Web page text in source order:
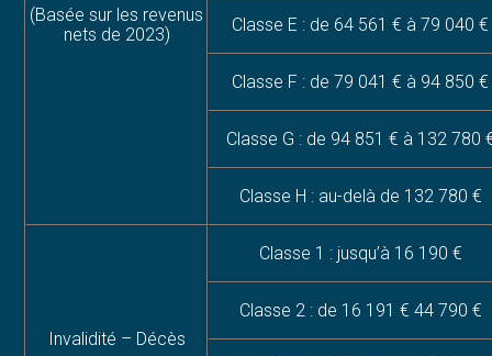
(Basée sur les revenus
nets de 2023)
Classe E : de 64 561 € à 79 040 €
Classe F : de 79 041 € à 94 850 €
Classe G : de 94 851 € à 132 780
Classe H : au-delà de 132 780 €
Invalidité – Décès
Classe 1 : jusqu’à 16 190 €
Classe 2 : de 16 191 € 44 790 €